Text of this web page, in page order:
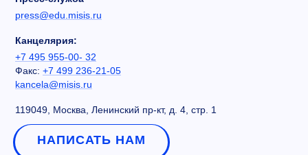
press@edu.misis.ru
Канцелярия:
+7 495 955-00- 32
Факс: +7 499 236-21-05
kancela@misis.ru
119049, Москва, Ленинский пр-кт, д. 4, стр. 1
НАПИСАТЬ НАМ